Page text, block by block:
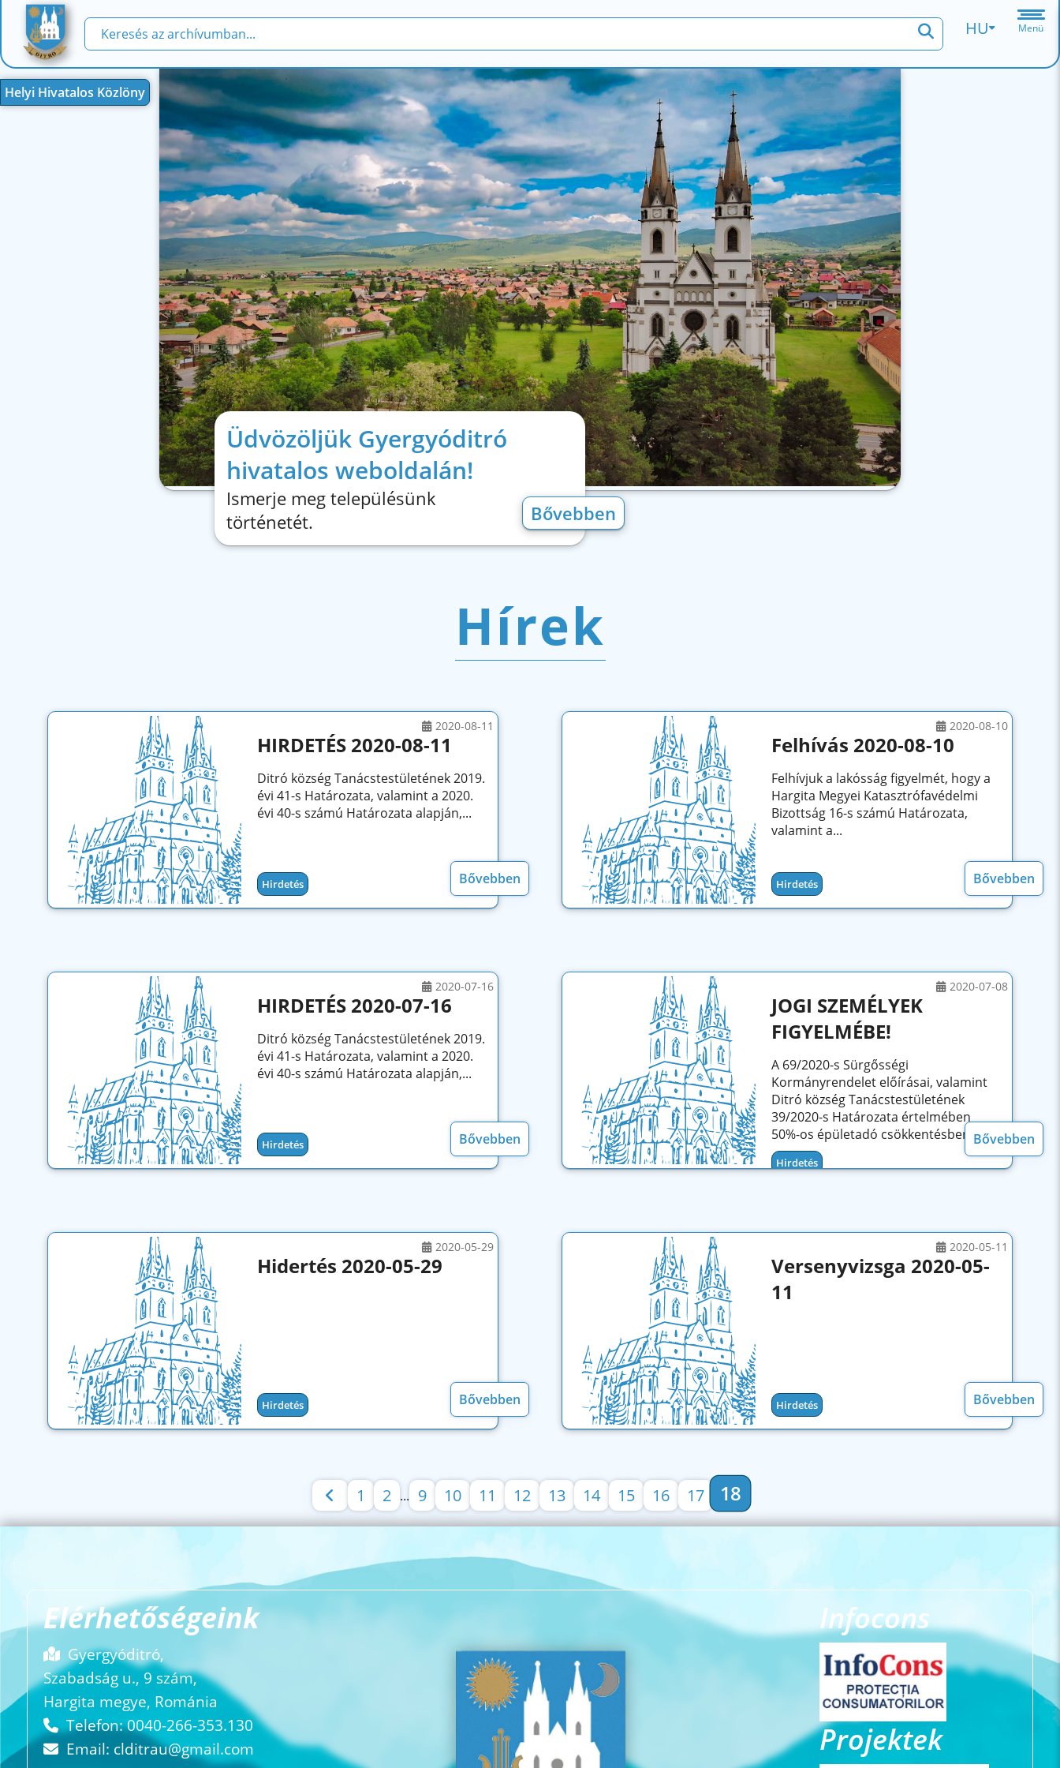
HU Menü
Helyi Hivatalos Közlöny
Üdvözöljük Gyergyóditró
hivatalos weboldalán!
Ismerje meg településünk
történetét.
Bővebben
Hírek
HIRDETÉS 2020-08-11
Ditró község Tanácstestületének 2019.
évi 41-s Határozata, valamint a 2020.
évi 40-s számú Határozata alapján,...
Hirdetés
2020-08-11
Bővebben
Felhívás 2020-08-10
Felhívjuk a lakósság figyelmét, hogy a
Hargita Megyei Katasztrófavédelmi
Bizottság 16-s számú Határozata,
valamint a...
Hirdetés
2020-08-10
Bővebben
HIRDETÉS 2020-07-16
Ditró község Tanácstestületének 2019.
évi 41-s Határozata, valamint a 2020.
évi 40-s számú Határozata alapján,...
Hirdetés
2020-07-16
Bővebben
JOGI SZEMÉLYEK
FIGYELMÉBE!
A 69/2020-s Sürgősségi
Kormányrendelet előírásai, valamint
Ditró község Tanácstestületének
39/2020-s Határozata értelmében
50%-os épületadó csökkentésben/...
Hirdetés
2020-07-08
Bővebben
Hidertés 2020-05-29
Hirdetés
2020-05-29
Bővebben
Versenyvizsga 2020-05-
11
Hirdetés
2020-05-11
Bővebben
1 2 ... 9 10 11 12 13 14 15 16 17 18
Elérhetőségeink
Gyergyóditró,
Szabadság u., 9 szám,
Hargita megye, Románia
Telefon: 0040-266-353.130
Email: clditrau@gmail.com
Infocons
Projektek